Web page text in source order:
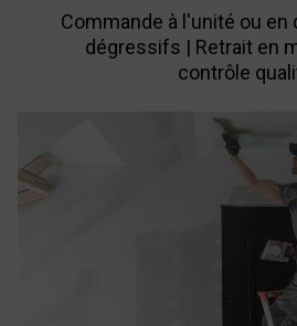
Commande à l'unité ou en
dégressifs | Retrait en
contrôle